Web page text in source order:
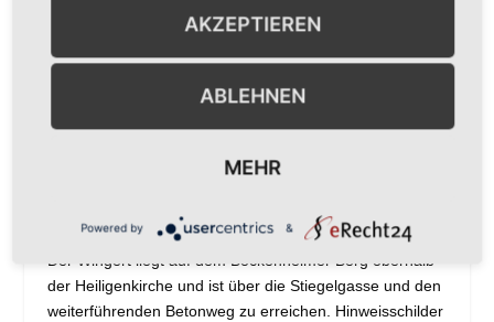
Vorteile bei Veranstaltungen, und erhalten im November
ihren Pachtzins in Wein oder Traubensaft. Am Maifest
angebaute Rotwein hat sich, wie man auch an der
Weinmesse erfahren konnte, zu einem sehr guten
Tropfen entwickelt und hat auch schon Preise gewonnen.
Der Wingert liegt auf dem Bockenheimer Berg oberhalb
der Heiligenkirche und ist über die Stiegelgasse und den
weiterführenden Betonweg zu erreichen. Hinweisschilder
AKZEPTIEREN
ABLEHNEN
MEHR
Powered by &